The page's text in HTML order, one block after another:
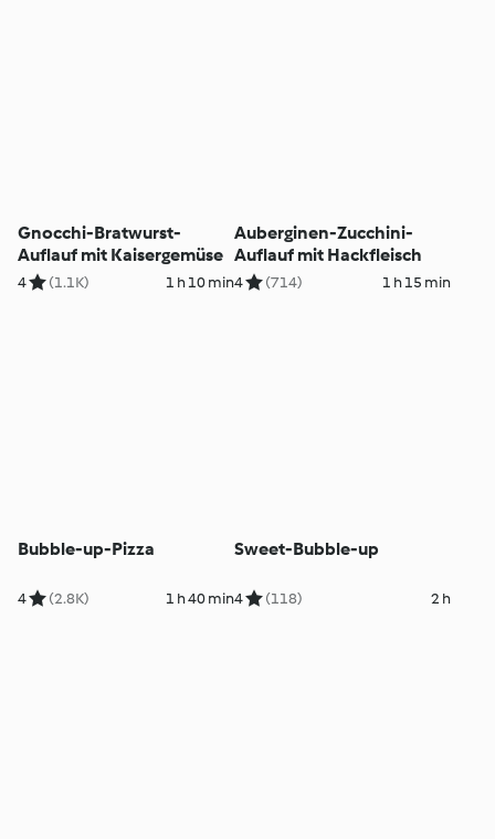
Gnocchi-Bratwurst-
Auflauf mit Kaisergemüse
4 (1.1K) 1 h 10 min
Auberginen-Zucchini-
Auflauf mit Hackfleisch
4 (714) 1 h 15 min
Bubble-up-Pizza
4 (2.8K) 1 h 40 min
Sweet-Bubble-up
4 (118) 2 h